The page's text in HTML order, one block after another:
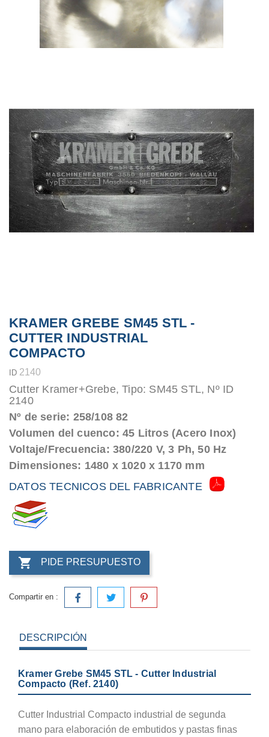
KRAMER GREBE SM45 STL -
CUTTER INDUSTRIAL
COMPACTO
ID 2140
Cutter Kramer+Grebe, Tipo: SM45 STL, Nº ID
2140
Nº de serie: 258/108 82
Volumen del cuenco: 45 Litros (Acero Inox)
Voltaje/Frecuencia: 380/220 V, 3 Ph, 50 Hz
Dimensiones: 1480 x 1020 x 1170 mm
DATOS TECNICOS DEL FABRICANTE
 PIDE PRESUPUESTO
Compartir en :
DESCRIPCIÓN
Kramer Grebe SM45 STL - Cutter Industrial
Compacto (Ref. 2140)
Cutter Industrial Compacto industrial de segunda
mano para elaboración de embutidos y pastas finas